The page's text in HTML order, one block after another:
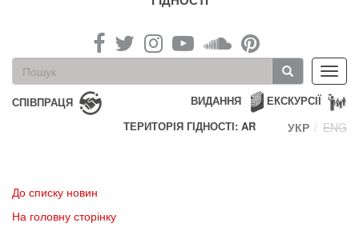
Пошукова
форма
Пошук
СПІВПРАЦЯ ЕКСКУРСІЇ
ВИДАННЯ
ТЕРИТОРІЯ ГІДНОСТІ: AR
УКР ENG
До списку новин
На головну сторінку